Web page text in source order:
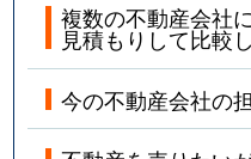
複数の不動産会社
見積もりして比較
今の不動産会社の